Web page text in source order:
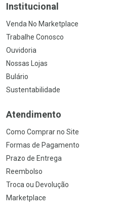
Institucional
Venda No Marketplace
Trabalhe Conosco
Ouvidoria
Nossas Lojas
Bulário
Sustentabilidade
Atendimento
Como Comprar no Site
Formas de Pagamento
Prazo de Entrega
Reembolso
Troca ou Devolução
Marketplace